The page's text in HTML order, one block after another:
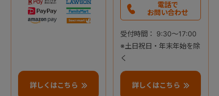
詳しくはこちら
電話で
お問い合わせ
受付時間： 9:30～17:00
※土日祝日・年末年始を除
く
詳しくはこちら